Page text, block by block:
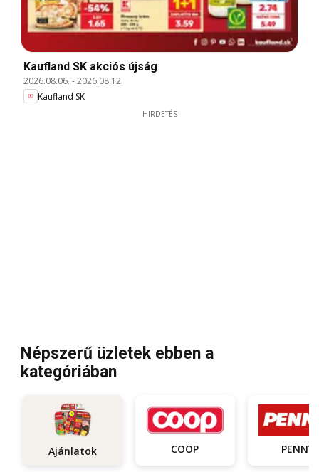
Kaufland SK akciós újság
2026.08.06. -2026.08.12.
Kaufland SK
HIRDETÉS
Népszerű üzletek ebben a
kategóriában
Ajánlatok COOP PENNY